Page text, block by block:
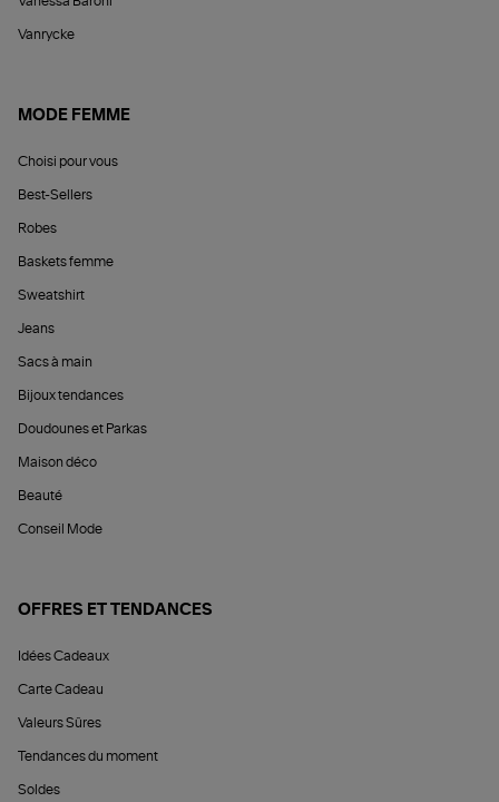
Vanrycke
MODE FEMME
Choisi pour vous
Best-Sellers
Robes
Baskets femme
Sweatshirt
Jeans
Sacs à main
Bijoux tendances
Doudounes et Parkas
Maison déco
Beauté
Conseil Mode
OFFRES ET TENDANCES
Idées Cadeaux
Carte Cadeau
Valeurs Sûres
Tendances du moment
Soldes